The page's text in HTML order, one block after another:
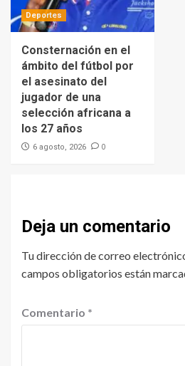
Deportes
Consternación en el
ámbito del fútbol por
el asesinato del
jugador de una
selección africana a
los 27 años
6 agosto, 2026 0
Deja un comentario
Tu dirección de correo
campos obligatorios están
Comentario *